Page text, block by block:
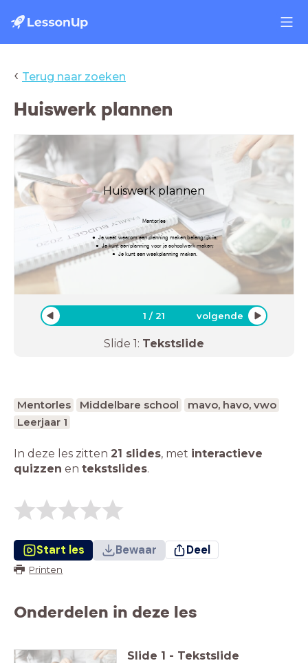
‹ Terug naar zoeken
Huiswerk plannen
Huiswerk plannen
Mentorles
Je weet waarom een planning maken belangrijk is;
Je kunt een planning voor je schoolwerk maken;
Je kunt een weekplanning maken.
1 /21 volgende
Slide 1: Tekstslide
Mentorles Middelbare school
mavo, havo, vwo
Leerjaar 1
In deze les zitten 21 slides, met interactieve
quizzen en tekstslides.
Start les Bewaar Deel
Printen
Onderdelen in deze les
Slide 1 - Tekstslide